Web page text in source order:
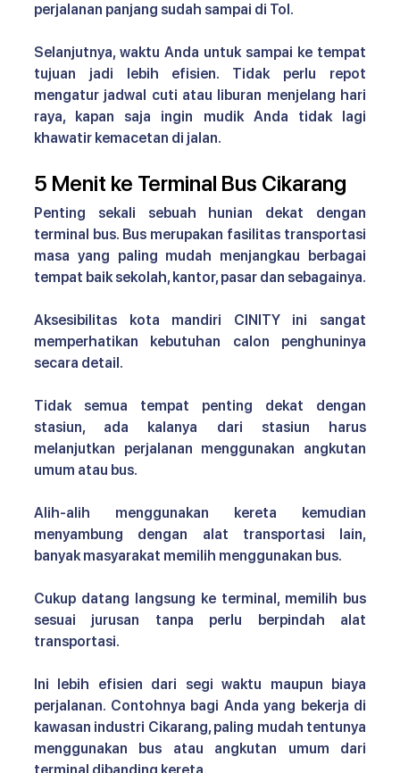
perjalanan panjang sudah sampai di Tol.
Selanjutnya, waktu Anda untuk sampai ke tempat
tujuan jadi lebih efisien. Tidak perlu repot
mengatur jadwal cuti atau liburan menjelang hari
raya, kapan saja ingin mudik Anda tidak lagi
khawatir kemacetan di jalan.
5 Menit ke Terminal Bus Cikarang
Penting sekali sebuah hunian dekat dengan
terminal bus. Bus merupakan fasilitas transportasi
masa yang paling mudah menjangkau berbagai
tempat baik sekolah, kantor, pasar dan sebagainya.
Aksesibilitas kota mandiri CINITY ini sangat
memperhatikan kebutuhan calon penghuninya
secara detail.
Tidak semua tempat penting dekat dengan
stasiun, ada kalanya dari stasiun harus
melanjutkan perjalanan menggunakan angkutan
umum atau bus.
Alih-alih menggunakan kereta kemudian
menyambung dengan alat transportasi lain,
banyak masyarakat memilih menggunakan bus.
Cukup datang langsung ke terminal, memilih bus
sesuai jurusan tanpa perlu berpindah alat
transportasi.
Ini lebih efisien dari segi waktu maupun biaya
perjalanan. Contohnya bagi Anda yang bekerja di
kawasan industri Cikarang, paling mudah tentunya
menggunakan bus atau angkutan umum dari